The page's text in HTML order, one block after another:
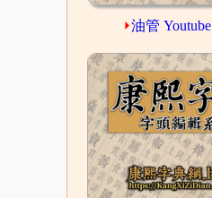
⏵油管 Youtube